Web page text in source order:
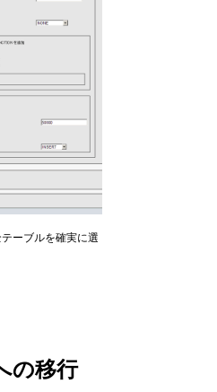
ーブルを確実に選
の移行